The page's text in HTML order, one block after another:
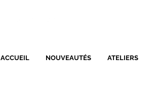
ACCUEIL NOUVEAUTÉS ATELIERS